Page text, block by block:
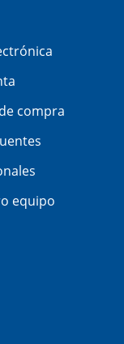
compra
equipo